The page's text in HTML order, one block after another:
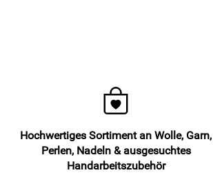
Hochwertiges Sortiment an Wolle, Garn,
Perlen, Nadeln & ausgesuchtes
Handarbeitszubehör